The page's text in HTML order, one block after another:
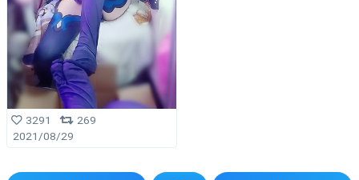
3291
269
2021/08/29